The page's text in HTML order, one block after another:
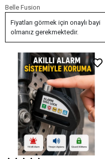
HD Gece Görüşlü ve Hareket
Algılamalı
Belle Fusion
Fiyatları görmek için onaylı bayi
olmanız gerekmektedir.